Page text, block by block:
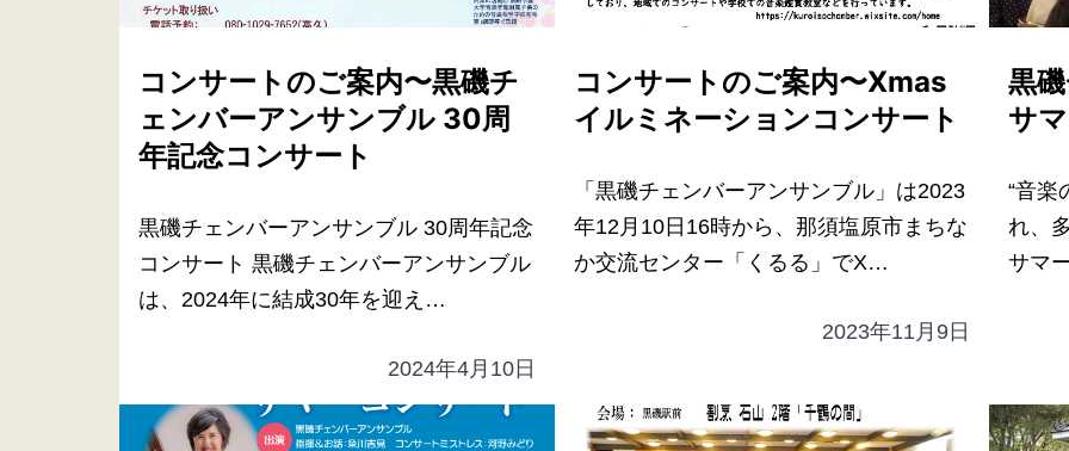
コンサートのご案内〜黒磯チ
ェンバーアンサンブル 30周
年記念コンサート
黒磯チェンバーアンサンブル 30周年記念
コンサート 黒磯チェンバーアンサンブル
は、2024年に結成30年を迎え…
2024年4月10日
コンサートのご案内〜Xmas
イルミネーションコンサート
「黒磯チェンバーアンサンブル」は2023
年12月10日16時から、那須塩原市まちな
か交流センター「くるる」でX…
2023年11月9日
黒
サ
“音楽
れ、
サマ